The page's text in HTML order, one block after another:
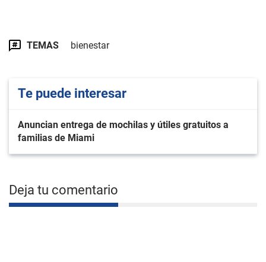
TEMAS bienestar
Te puede interesar
Anuncian entrega de mochilas y útiles gratuitos a
familias de Miami
Deja tu comentario